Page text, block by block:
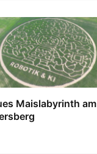
Maislabyrinth am